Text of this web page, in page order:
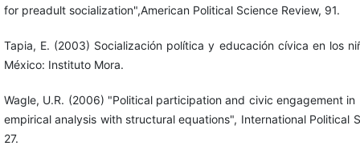
for preadult socialization",American Political Science Review, 91.
Tapia, E. (2003) Socialización política y educación cívica en los
México: Instituto Mora.
Wagle, U.R. (2006) "Political participation and civic engagement in
empirical analysis with structural equations", International Political
27.